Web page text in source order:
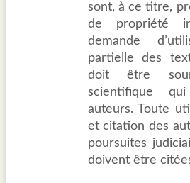
sont, à ce titre,
de propriété
demande
partielle des
doit être
scientifique
auteurs. Toute
et citation des
poursuites
doivent être